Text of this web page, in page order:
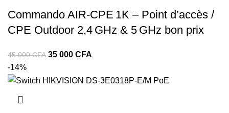
Commando AIR‑CPE 1K – Point d’accès /
CPE Outdoor 2,4 GHz & 5 GHz bon prix
45 000CFA 35 000 CFA
-14%